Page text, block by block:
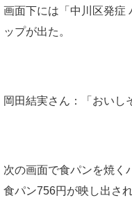
画面下には「中川区発症
ップが出た。
岡田結実さん：「おいし
次の画面で食パンを焼く
食パン756円が映し出され